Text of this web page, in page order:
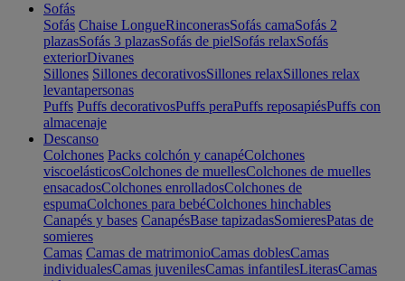
Sofás
Sofás Chaise LongueRinconerasSofás camaSofás 2
plazasSofás 3 plazasSofás de pielSofás relaxSofás
exteriorDivanes
Sillones Sillones decorativosSillones relaxSillones relax
levantapersonas
Puffs Puffs decorativosPuffs peraPuffs reposapiésPuffs con
almacenaje
Descanso
Colchones Packs colchón y canapéColchones
viscoelásticosColchones de muellesColchones de muelles
ensacadosColchones enrolladosColchones de
espumaColchones para bebéColchones hinchables
Canapés y bases CanapésBase tapizadasSomieresPatas de
somieres
Camas Camas de matrimonioCamas doblesCamas
individualesCamas juvenilesCamas infantilesLiterasCamas